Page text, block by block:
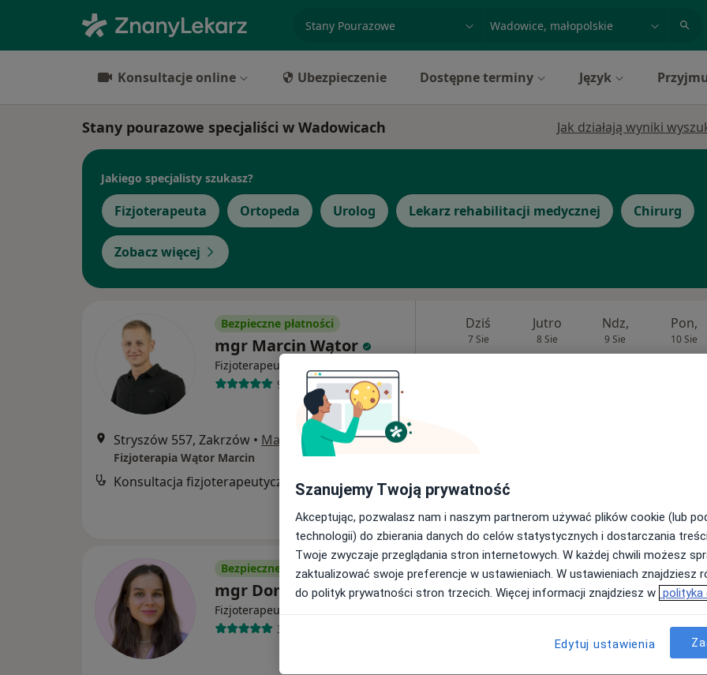
Konsultacje online Ubezpieczenie Dostępne terminy Język
Stany pourazowe specjaliści w Wadowicach Jak działają wyniki
Jakiego specjalisty szukasz?
Fizjoterapeuta Ortopeda Urolog Lekarz rehabilitacji medycznej Chirurg
Zobacz więcej
Bezpieczne płatności
mgr Marcin Wątor
Fizjoterapeuta
97 opinii
Stryszów 557, Zakrzów • Mapa
Fizjoterapia Wątor Marcin
Konsultacja fizjoterapeutyczna 160 zł
Dziś
7 Sie
Jutro
8 Sie
Ndz,
9 Sie
Pon,
10 Sie
Bezpieczne płatności
mgr Dominika Bizoń
Fizjoterapeuta
33 opinie
Dziś Jutro Ndz, Pon,
10 Sie
Umawianie online nie jest dostępne
Szanujemy Twoją prywatność
Akceptując, pozwalasz nam i naszym partnerom używać plików cookie (lub
technologii) do zbierania danych do celów statystycznych i dostarczania
Twoje zwyczaje przeglądania stron internetowych. W każdej chwili możesz
zaktualizować swoje preferencje w ustawieniach. W ustawieniach znajdziesz
do polityk prywatności stron trzecich. Więcej informacji znajdziesz w polityka
Edytuj ustawienia